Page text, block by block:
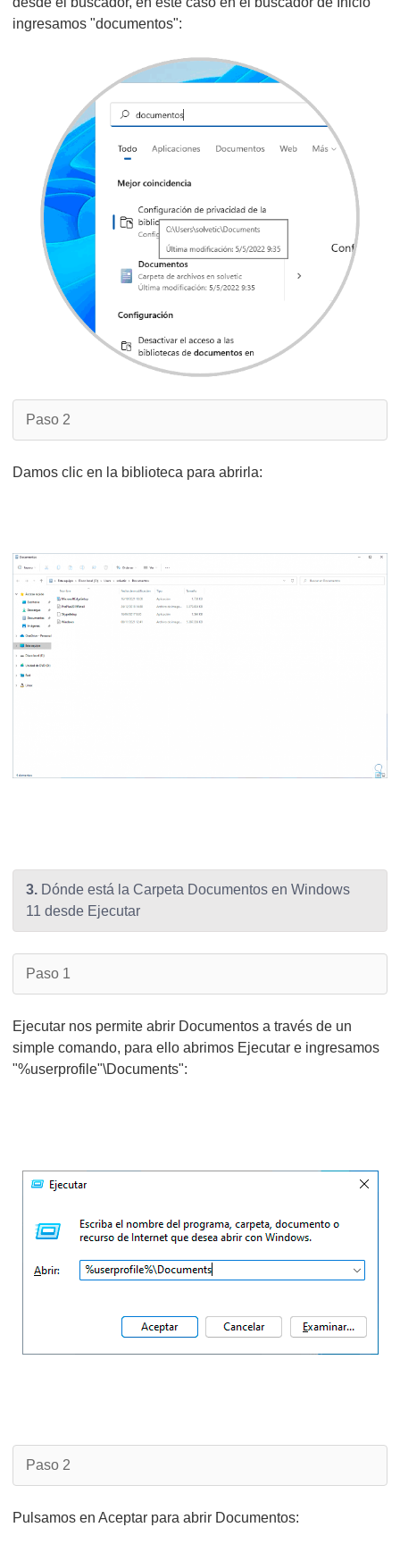
ingresamos "documentos":
Paso 2
Damos clic en la biblioteca para abrirla:
3. Dónde está la Carpeta Documentos en Windows
11 desde Ejecutar
Paso 1
Ejecutar nos permite abrir Documentos a través de un
simple comando, para ello abrimos Ejecutar e ingresamos
"%userprofile"\Documents":
Paso 2
Pulsamos en Aceptar para abrir Documentos: